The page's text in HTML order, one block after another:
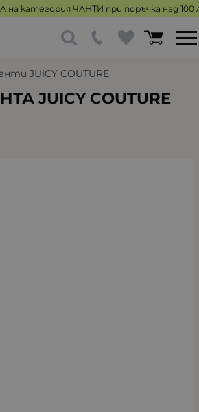
категория ЧАНТИ при поръчка над 100
JUICY COUTURE
JUICY COUTURE